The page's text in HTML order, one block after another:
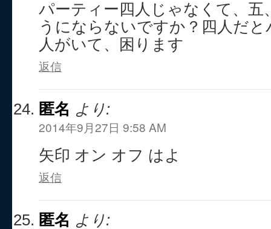
パーティー四人じゃなくて、五
うにならないですか？四人だ
人がいて、困ります
返信
匿名 より:
2014年9月27日 9:58 AM
矢印 オン オフ はよ
返信
匿名 より: